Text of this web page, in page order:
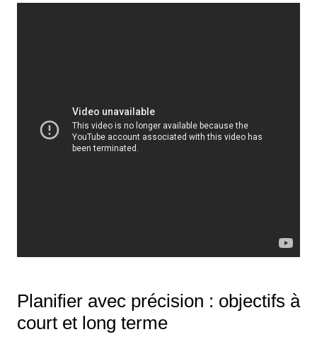
Planifier avec précision : objectifs à
court et long terme